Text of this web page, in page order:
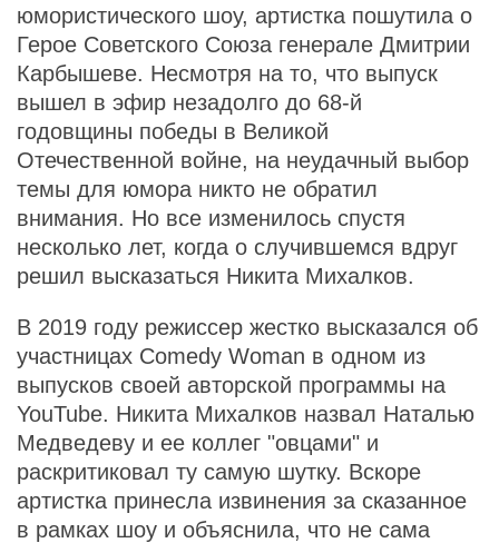
юмористического шоу, артистка пошутила о
Герое Советского Союза генерале Дмитрии
Карбышеве. Несмотря на то, что выпуск
вышел в эфир незадолго до 68-й
годовщины победы в Великой
Отечественной войне, на неудачный выбор
темы для юмора никто не обратил
внимания. Но все изменилось спустя
несколько лет, когда о случившемся вдруг
решил высказаться Никита Михалков.
В 2019 году режиссер жестко высказался об
участницах Comedy Woman в одном из
выпусков своей авторской программы на
YouTube. Никита Михалков назвал Наталью
Медведеву и ее коллег "овцами" и
раскритиковал ту самую шутку. Вскоре
артистка принесла извинения за сказанное
в рамках шоу и объяснила, что не сама